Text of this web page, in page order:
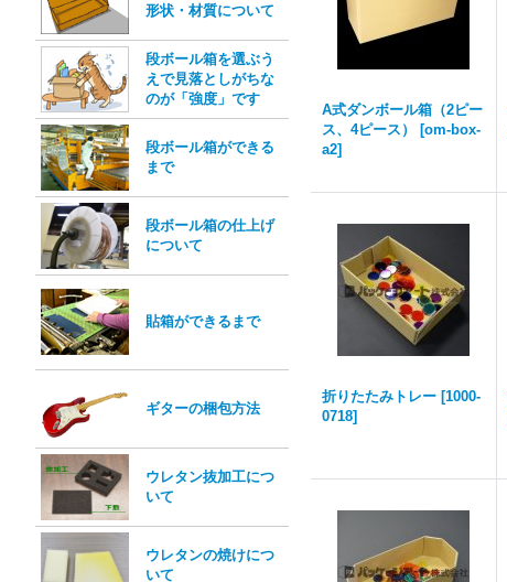
形状・材質について
段ボール箱を選ぶう
えで見落としがちな
のが「強度」です
段ボール箱ができる
まで
段ボール箱の仕上げ
について
貼箱ができるまで
ギターの梱包方法
ウレタン抜加工につ
いて
ウレタンの焼けにつ
いて
A式ダンボール箱（2ピー
ス、4ピース）
[om-box-
a2]
折りたたみトレー [1000-
0718]